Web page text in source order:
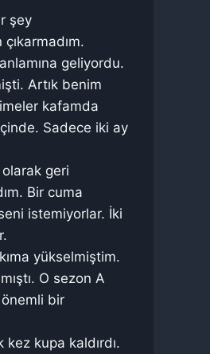
şey
geliyordu.
Artık benim
kafamda
Sadece iki ay
geri
Bir cuma
istemiyorlar. İki
yükselmiştim.
O sezon A
önemli bir
kupa kaldırdı.